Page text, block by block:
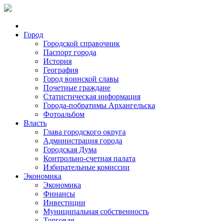
Город
Городской справочник
Паспорт города
История
География
Город воинской славы
Почетные граждане
Статистическая информация
Города-побратимы Архангельска
Фотоальбом
Власть
Глава городского округа
Администрация города
Городская Дума
Контрольно-счетная палата
Избирательные комиссии
Экономика
Экономика
Финансы
Инвестиции
Муниципальная собственность